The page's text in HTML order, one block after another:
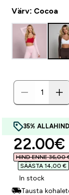
Värv: Cocoa
35%
22.00€‎
HIND ENNE 36,00
SÄÄSTA 14,00 €‎
In stock
Tausta